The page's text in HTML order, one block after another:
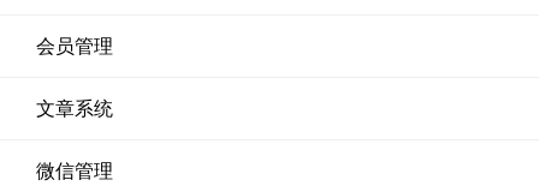
会员管理
文章系统
微信管理